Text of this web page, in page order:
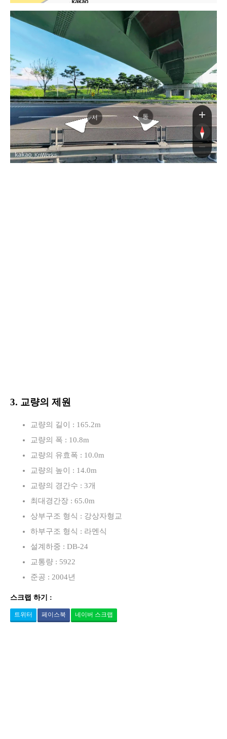
경
경
서 동
, KnWorks
3. 교량의 제원
교량의 길이 : 165.2m
교량의 폭 : 10.8m
교량의 유효폭 : 10.0m
교량의 높이 : 14.0m
교량의 경간수 : 3개
최대경간장 : 65.0m
상부구조 형식 : 강상자형교
하부구조 형식 : 라멘식
설계하중 : DB-24
교통량 : 5922
준공 : 2004년
스크랩 하기 :
트위터 페이스북 네이버 스크랩